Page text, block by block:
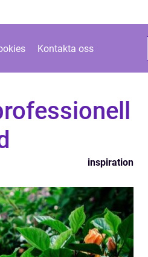
Kontakta oss
inspiration